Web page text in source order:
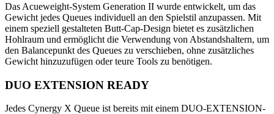
Das Acueweight-System Generation II wurde entwickelt, um das
Gewicht jedes Queues individuell an den Spielstil anzupassen. Mit
einem speziell gestalteten Butt-Cap-Design bietet es zusätzlichen
Hohlraum und ermöglicht die Verwendung von Abstandshaltern, um
den Balancepunkt des Queues zu verschieben, ohne zusätzliches
Gewicht hinzuzufügen oder teure Tools zu benötigen.
DUO EXTENSION READY
Jedes Cynergy X Queue ist bereits mit einem DUO-EXTENSION-